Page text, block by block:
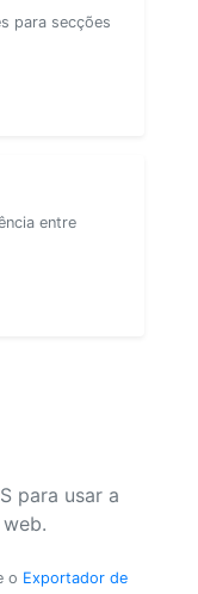
para secções
entre
para usar a
o Exportador de